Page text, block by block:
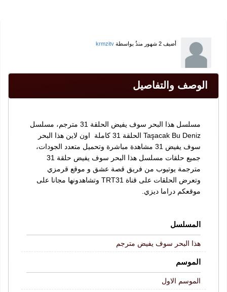
أضيف2 شهور منذُ بواسطةkrmzitv
الوصف والتفاصيل
مسلسل هذا البحر سوف يفيض الحلقة 31 مترجم، مسلسل
Taşacak Bu Deniz الحلقة 31 كاملة اون لاين هذا البحر
سوف يفيض 31 مشاهدة مباشرة وتحميل متعدد الجودات،
جميع حلقات مسلسل هذا البحر سوف يفيض حلقة 31
مترجمة يوتيوب من فريق قصة عشق و موقع قرمزي
وتعرض الحلقات على قناة TRT31 وتشاهدونها مجانا على
موقعكم دراما ديزي.
المسلسل
هذا البحر سوف يفيض مترجم
الموسم
الموسم الاول